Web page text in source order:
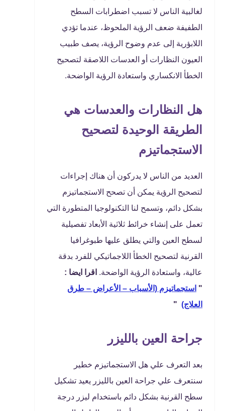
لغالبية الناس لا تسبب اضطرابات السطح
الطفيفة ضعف الرؤية الملحوظ، عندما تؤدي
اللابؤرية إلى عدم وضوح الرؤية، يصف طبيب
العيون النظارات أو العدسات اللاصقة لتصحيح
الخطأ الانكساري واستعادة الرؤية الواضحة.
هل النظارات والعدسات هي
الطريقة الوحيدة لتصحيح
الاستجماتيزم
العديد من الناس لا يدركون أن هناك إجراءات
لتصحيح الرؤية يمكن أن تصحح الاستجماتيزم
بشكل دائم، وتسمح لنا التكنولوجيا المتطورة التي
تعمل على إنشاء خرائط ثلاثية الأبعاد تفصيلية
لسطح العين والتي يطلق عليها طبوغرافيا
القرنية لتصحيح الخطأ اللاجماتيكي للفرد بدقة
عالية، واستعادة الرؤية الواضحة. اقرا ايضا :
" استجماتيزم (الأسباب – الأعراض – طرق
العلاج) "
جراحة العين بالليزر
بعد التعرف علي هل الاستجماتيزم خطير
سنتعرف علي جراحة العين بالليزر يعيد تشكيل
سطح القرنية بشكل دائم باستخدام ليزر درجة